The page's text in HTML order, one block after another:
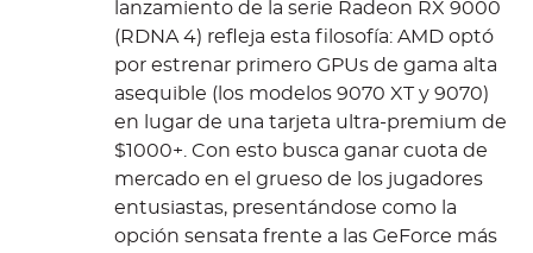
lanzamiento de la serie Radeon RX 9000
(RDNA 4) refleja esta filosofía: AMD optó
por estrenar primero GPUs de gama alta
asequible (los modelos 9070 XT y 9070)
en lugar de una tarjeta ultra-premium de
$1000+. Con esto busca ganar cuota de
mercado en el grueso de los jugadores
entusiastas, presentándose como la
opción sensata frente a las GeForce más